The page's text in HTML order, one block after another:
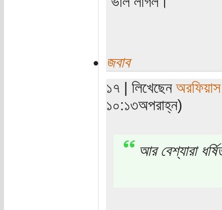
জবাব
১৭ | লিখেছেন অরফিয়াস
১০:১৩অপরাহ্ন)
আর বেশ্যারা